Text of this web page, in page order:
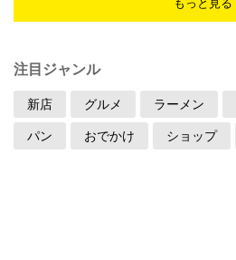
もっと見る
注目ジャンル
新店 グルメ ラーメン
パン おでかけ ショップ